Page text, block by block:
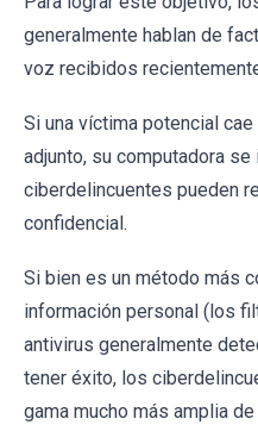
generalmente hablan de
voz recibidos
Si una víctima potencial
adjunto, su computadora
ciberdelincuentes pueden
confidencial.
Si bien es un método más
información personal (los
antivirus generalmente
tener éxito, los
gama mucho más amplia